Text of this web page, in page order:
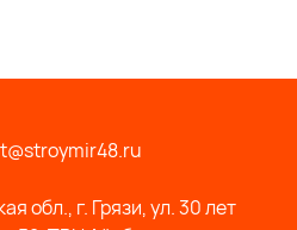
обл., г. Грязи, ул. 30 лет